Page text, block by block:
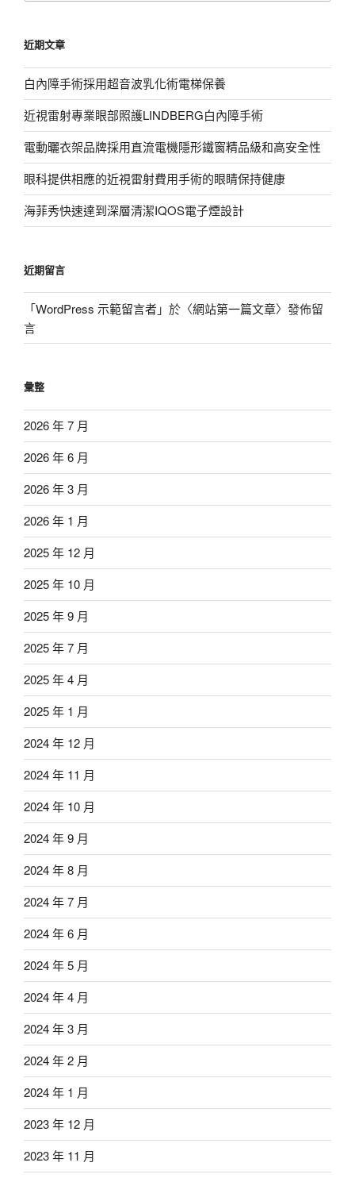
字:
近期文章
白內障手術採用超音波乳化術電梯保養
近視雷射專業眼部照護LINDBERG白內障手術
電動曬衣架品牌採用直流電機隱形鐵窗精品級和高安全性
眼科提供相應的近視雷射費用手術的眼睛保持健康
海菲秀快速達到深層清潔IQOS電子煙設計
近期留言
「WordPress 示範留言者」於〈網站第一篇文章〉發佈留
言
彙整
2026 年 7 月
2026 年 6 月
2026 年 3 月
2026 年 1 月
2025 年 12 月
2025 年 10 月
2025 年 9 月
2025 年 7 月
2025 年 4 月
2025 年 1 月
2024 年 12 月
2024 年 11 月
2024 年 10 月
2024 年 9 月
2024 年 8 月
2024 年 7 月
2024 年 6 月
2024 年 5 月
2024 年 4 月
2024 年 3 月
2024 年 2 月
2024 年 1 月
2023 年 12 月
2023 年 11 月